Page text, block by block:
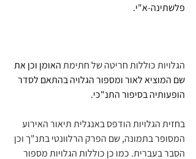
פלשתינה-א"י.
הגלויות כוללות חריטה של חתימת האומן וכן את
שם המוציא לאור ומספור הגלויה בהתאם לסדר
הופעותיה בסיפור התנ"כי.
בחזית הגלויות הודפס באנגלית תיאור האירוע
המסופר בתמונה, שם הפרק הרלוונטי בתנ"ך וכן
הסבר בעברית. כמו כן כוללות הגלויות מספור